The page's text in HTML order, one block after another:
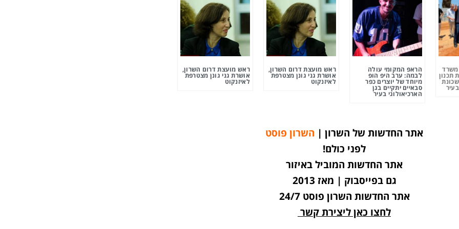
תכנון
הראפ המקומי עולה
לבמה: ערב היפ הופ
מיוחד של יוצרים כפר
סבאיים יתקיים בגן
הארכיאולוגי בעיר
ראש מועצת דרום השרון,
אושרת גני גונן מצטרפת
לאיזנקוט
ראש מועצת דרום השרון,
אושרת גני גונן מצטרפת
לאיזנקוט
אתר החדשות של השרון | השרון פוסט
לפני כולם!
אתר החדשות המוביל באיזור
גם בפייסבוק | מאז 2013
אתר החדשות השרון פוסט 24/7
לחצו כאן ליצירת קשר